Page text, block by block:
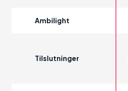
Ambilight
Tilslutninger